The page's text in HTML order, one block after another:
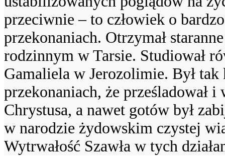
przeciwnie – to człowiek o
przekonaniach. Otrzymał
rodzinnym w Tarsie. Studiował
Gamaliela w Jerozolimie. Był
przekonaniach, że prześladował
Chrystusa, a nawet gotów był
w narodzie żydowskim czystej
Wytrwałość Szawła w tych